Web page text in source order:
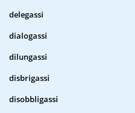
delegassi
dialogassi
dilungassi
disbrigassi
disobbligassi